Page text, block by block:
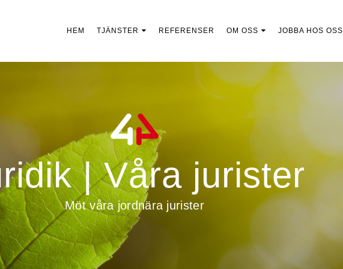
HEM TJÄNSTER REFERENSER OM OSS JOBBA HOS OSS
| Våra jurister
Möt våra jordnära jurister